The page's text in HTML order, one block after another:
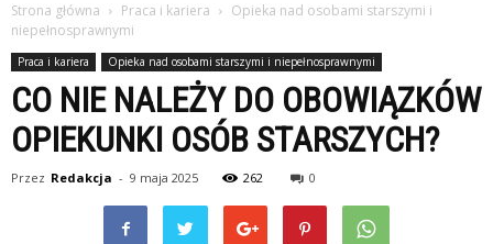
Strona główna Praca i kariera
Opieka nad osobami starszymi i
niepełnosprawnymi
Praca i kariera Opieka nad osobami starszymi i niepełnosprawnymi
CO NIE NALEŻY DO OBOWIĄZKÓW
OPIEKUNKI OSÓB STARSZYCH?
Przez Redakcja - 9 maja 2025 262 0